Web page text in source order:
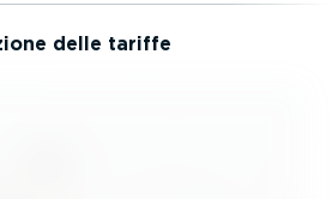
delle tariffe